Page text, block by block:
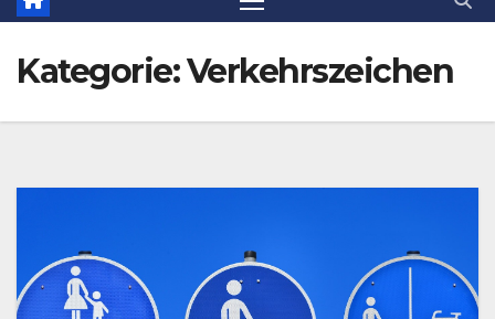
Kategorie:Verkehrszeichen